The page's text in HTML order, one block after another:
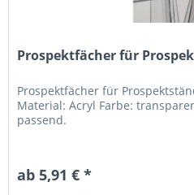
Prospektfächer für
Prospektfächer für
Material: Acryl Farbe:
passend.
ab 5,91 € *